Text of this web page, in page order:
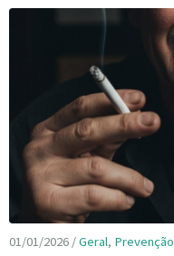
01/01/2026 /Geral, Prevenção